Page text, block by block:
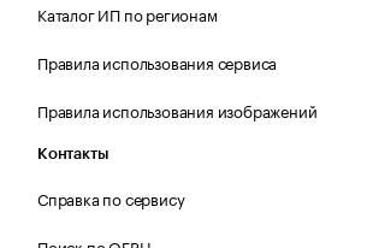
Каталог ИП по регионам
Правила использования сервиса
Правила использования изображений
Контакты
Справка по сервису